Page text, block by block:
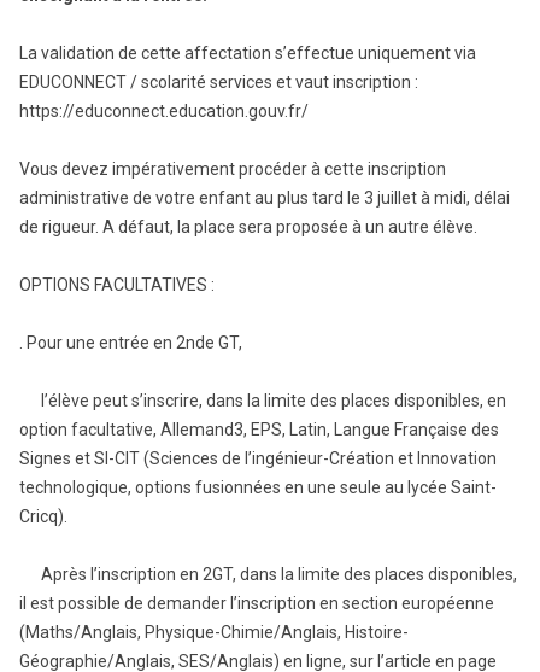
La validation de cette affectation s’effectue uniquement via
EDUCONNECT / scolarité services et vaut inscription :
https://educonnect.education.gouv.fr/
Vous devez impérativement procéder à cette inscription
administrative de votre enfant au plus tard le 3 juillet à midi, délai
de rigueur. A défaut, la place sera proposée à un autre élève.
OPTIONS FACULTATIVES :
. Pour une entrée en 2nde GT,
l’élève peut s’inscrire, dans la limite des places disponibles, en
option facultative, Allemand3, EPS, Latin, Langue Française des
Signes et SI-CIT (Sciences de l’ingénieur-Création et Innovation
technologique, options fusionnées en une seule au lycée Saint-
Cricq).
Après l’inscription en 2GT, dans la limite des places disponibles,
il est possible de demander l’inscription en section européenne
(Maths/Anglais, Physique-Chimie/Anglais, Histoire-
Géographie/Anglais, SES/Anglais) en ligne, sur l’article en page